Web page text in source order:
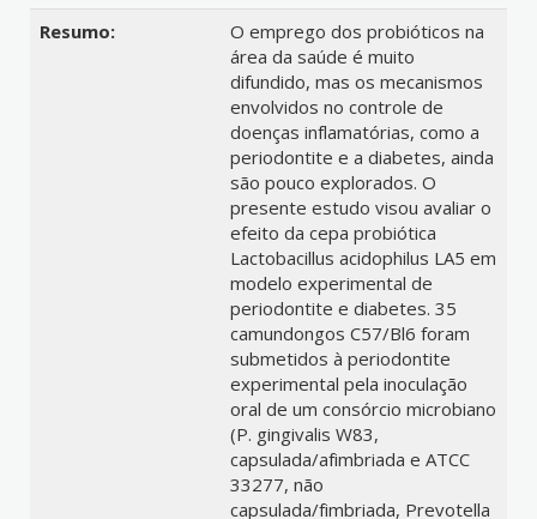
Resumo:
O emprego dos probióticos na
área da saúde é muito
difundido, mas os mecanismos
envolvidos no controle de
doenças inflamatórias, como a
periodontite e a diabetes, ainda
são pouco explorados. O
presente estudo visou avaliar o
efeito da cepa probiótica
Lactobacillus acidophilus LA5 em
modelo experimental de
periodontite e diabetes. 35
camundongos C57/Bl6 foram
submetidos à periodontite
experimental pela inoculação
oral de um consórcio microbiano
(P. gingivalis W83,
capsulada/afimbriada e ATCC
33277, não
capsulada/fimbriada, Prevotella